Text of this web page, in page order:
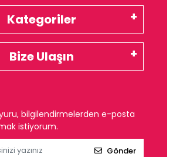
Kategoriler
Bize Ulaşın
bilgilendirmelerden e-posta
istiyorum.
Gönder